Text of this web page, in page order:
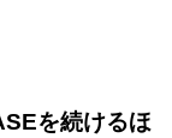
を続けるほ